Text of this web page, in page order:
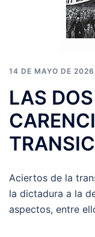
14 DE MAYO DE 2026
LAS
Aciertos de la
la dictadura a la
aspectos, entre